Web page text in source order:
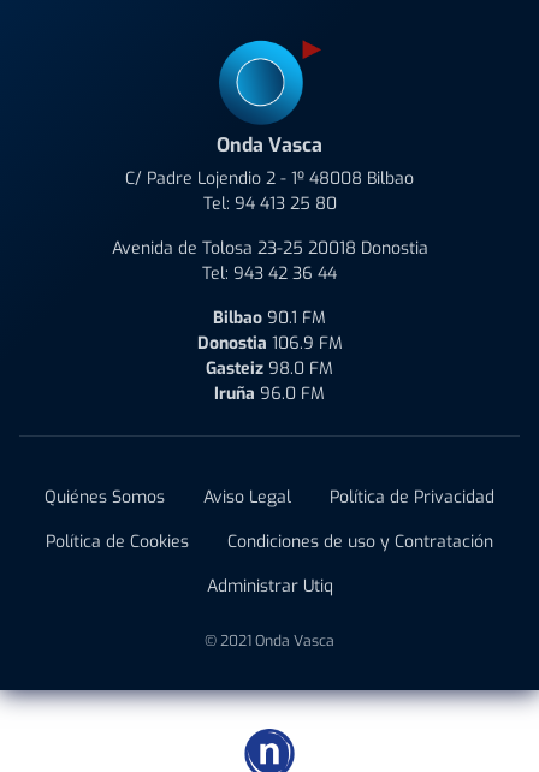
Onda Vasca
C/ Padre Lojendio 2 - 1º 48008 Bilbao
Tel: 94 413 25 80
Avenida de Tolosa 23-25 20018 Donostia
Tel: 943 42 36 44
Bilbao 90.1 FM
Donostia 106.9 FM
Gasteiz 98.0 FM
Iruña 96.0 FM
Quiénes Somos Aviso Legal
Política de Privacidad
Política de Cookies
Condiciones de uso y Contratación
Administrar Utiq
© 2021 Onda Vasca